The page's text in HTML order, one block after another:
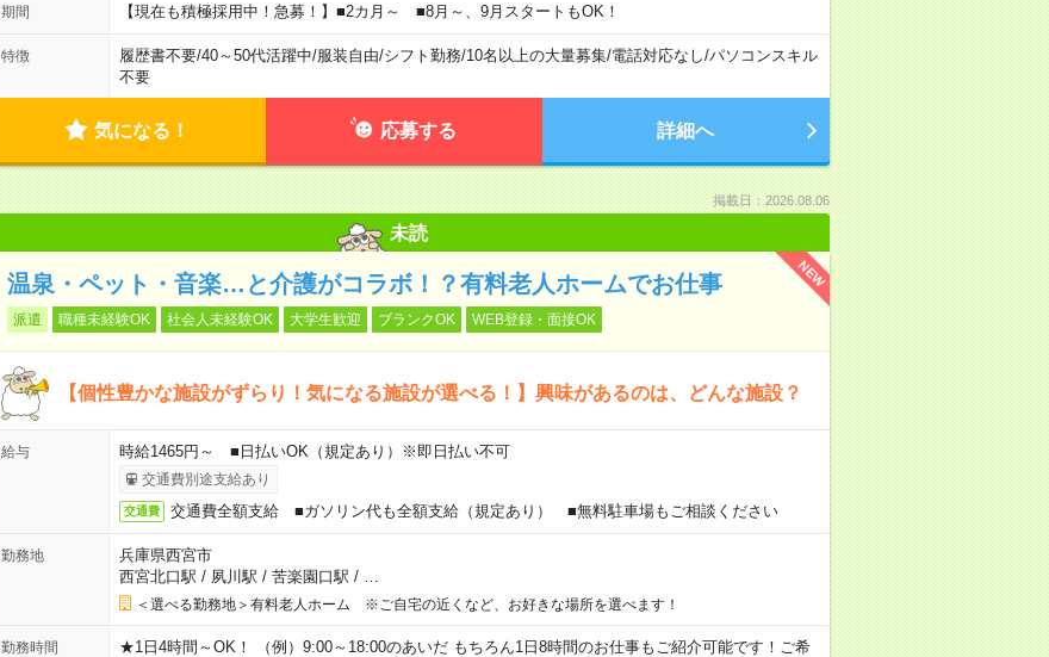
期間 【現在も積極採用中！急募！】■2カ月～ ■8月～、9月スタートもOK！
特徴 履歴書不要/40～50代活躍中/服装自由/シフト勤務/10名以上の大量募集/電話対応なし/パソコンスキル
不要
気になる！ 応募する 詳細へ
掲載日：2026.08.06
未読
NEW
温泉・ペット・音楽…と介護がコラボ！？有料老人ホームでお仕事
派遣 職種未経験OK 社会人未経験OK 大学生歓迎 ブランクOK WEB登録・面接OK
【個性豊かな施設がずらり！気になる施設が選べる！】興味があるのは、どんな施設？
給与 時給1465円～ ■日払いOK（規定あり）※即日払い不可
交通費別途支給あり
交通費 交通費全額支給 ■ガソリン代も全額支給（規定あり） ■無料駐車場もご相談ください
勤務地
兵庫県西宮市
西宮北口駅 / 夙川駅 / 苦楽園口駅 /
＜選べる勤務地＞有料老人ホーム ※ご自宅の近くなど、お好きな場所を選べます！
勤務時間
★1日4時間～OK！ （例）9:00～18:00のあいだ もちろん1日8時間のお仕事もご紹介可能です！ご希